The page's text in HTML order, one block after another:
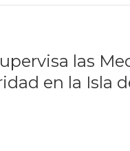
las
en la Isla